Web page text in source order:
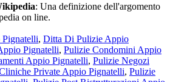
: Una definizione dell'argomento
on line.
, Ditta Di Pulizie Appio
Pignatelli, Pulizie Condomini Appio
Appio Pignatelli, Pulizie Negozi
Private Appio Pignatelli, Pulizie